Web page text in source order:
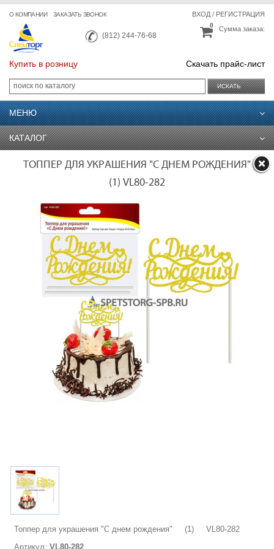
О КОМПАНИИ ЗАКАЗАТЬ ЗВОНОК
(812) 244-76-68
ВХОД/ РЕГИСТРАЦИЯ
Сумма заказа:
0
Купить в розницу Скачать прайс-лист
ИСКАТЬ
МЕНЮ
КАТАЛОГ
ТОППЕР ДЛЯ УКРАШЕНИЯ "С ДНЕМ РОЖДЕНИЯ"
(1) VL80-282
Топпер для украшения "С днем рождения" (1) VL80-282
Артикул:VL80-282